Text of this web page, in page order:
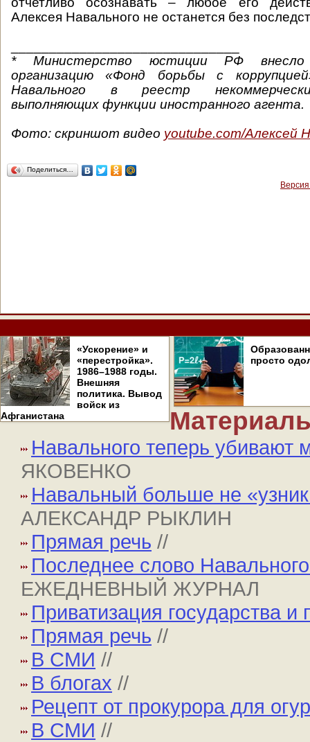
Алексея Навального не останется без
* Министерство юстиции РФ внесло
организацию «Фонд борьбы с
Навального в реестр
выполняющих функции иностранного агента.
Фото: скриншот видео youtube.com/Алексей
Поделиться…
«Ускорение» и
«перестройка».
1986–1988 годы.
Внешняя
политика. Вывод
войск из
Афганистана
просто
Навального теперь убивают
ЯКОВЕНКО
Навальный больше не
АЛЕКСАНДР РЫКЛИН
Прямая речь //
Последнее слово
ЕЖЕДНЕВНЫЙ ЖУРНАЛ
Приватизация государства и
Прямая речь //
В СМИ //
В блогах //
Рецепт от прокурора для
В СМИ //